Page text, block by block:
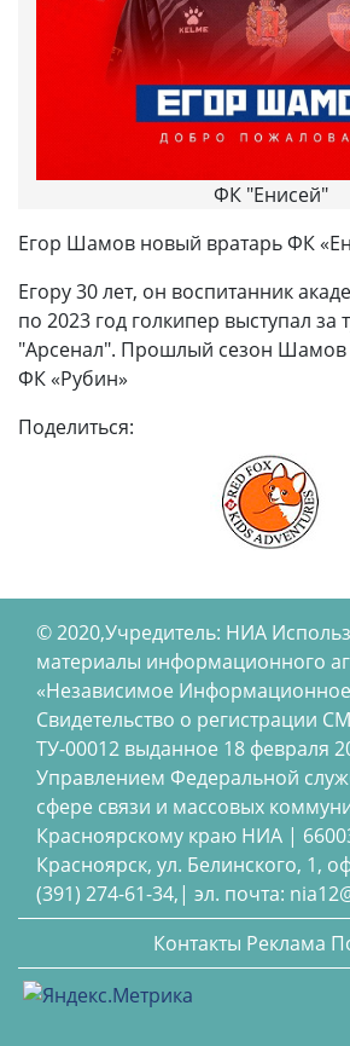
ФК "Енисей"
Егор Шамов новый вратарь ФК
Егору 30 лет, он воспитанник
по 2023 год голкипер выступал за
"Арсенал". Прошлый сезон Шамов
ФК «Рубин»
Поделиться:
© 2020,Учредитель: НИА
материалы информационного
«Независимое Информационное
Свидетельство о регистрации
ТУ-00012 выданное 18 февраля
Управлением Федеральной
сфере связи и массовых
Красноярскому краю НИА |
Красноярск, ул. Белинского, 1,
(391) 274-61-34,| эл. почта:
Контакты Реклама